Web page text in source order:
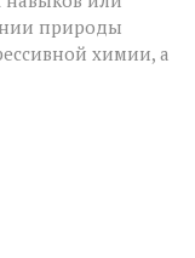
природы
химии, а